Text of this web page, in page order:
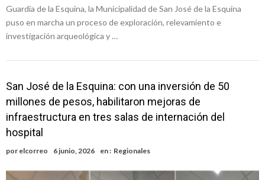
Guardia de la Esquina, la Municipalidad de San José de la Esquina
puso en marcha un proceso de exploración, relevamiento e
investigación arqueológica y …
San José de la Esquina: con una inversión de 50
millones de pesos, habilitaron mejoras de
infraestructura en tres salas de internación del
hospital
por elcorreo 6 junio, 2026 en : Regionales